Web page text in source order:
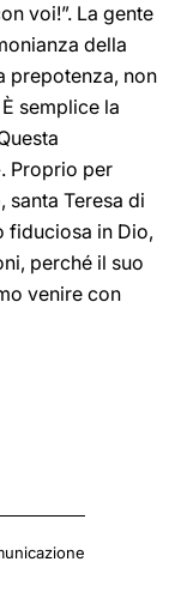
voi!”. La gente
della
prepotenza, non
semplice la
Proprio per
santa Teresa di
fiduciosa in Dio,
perché il suo
venire con